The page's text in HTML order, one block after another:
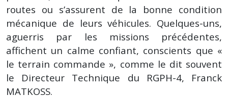
routes ou s’assurent de la bonne condition
mécanique de leurs véhicules. Quelques-uns,
aguerris par les missions précédentes,
affichent un calme confiant, conscients que «
le terrain commande », comme le dit souvent
le Directeur Technique du RGPH-4, Franck
MATKOSS.